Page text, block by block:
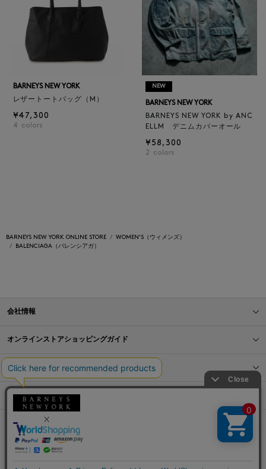
BARNEYS NEW YORK
レザートートバッグ（M）
¥47,300
4 colors
NEW
BARNEYS NEW YORK
BARNEYS NEW YORK by ANC
ELLM デニムカバーオール
¥58,300
2 colors
BARNEYS NEW YORK ONLINE STORE
WOMEN'S（ウィメンズ）
BALENCIAGA（バレンシアガ）
会社情報
オンラインストアショッピングガイド
店舗情報
サービス